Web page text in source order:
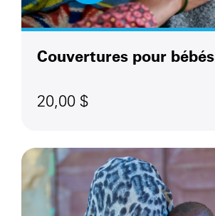
Couvertures pour bébés
20,00 $